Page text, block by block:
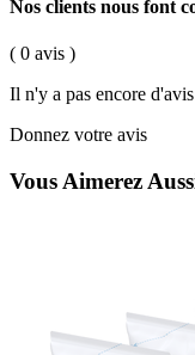
Nos clients nous font
( 0 avis )
Il n'y a pas encore
Donnez votre avis
Vous Aimerez